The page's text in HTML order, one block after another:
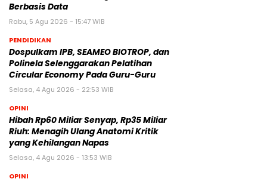
Berbasis Data
Rabu, 5 Agu 2026 - 15:47 WIB
PENDIDIKAN
Dospulkam IPB, SEAMEO BIOTROP, dan
Polinela Selenggarakan Pelatihan
Circular Economy Pada Guru-Guru
Selasa, 4 Agu 2026 - 22:53 WIB
OPINI
Hibah Rp60 Miliar Senyap, Rp35 Miliar
Riuh: Menagih Ulang Anatomi Kritik
yang Kehilangan Napas
Selasa, 4 Agu 2026 - 13:53 WIB
OPINI